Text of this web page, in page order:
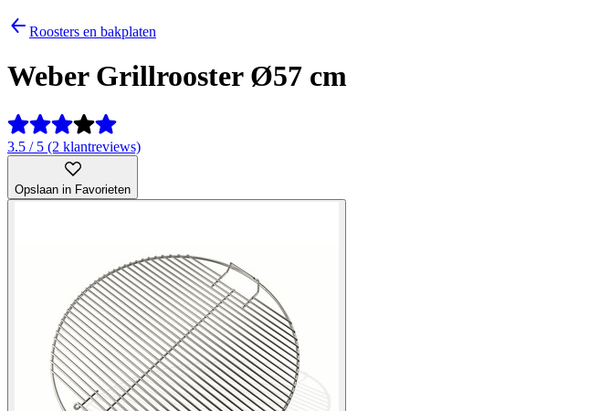
Roosters en bakplaten
Weber Grillrooster Ø57 cm
3.5 / 5 (2 klantreviews)
Opslaan in Favorieten